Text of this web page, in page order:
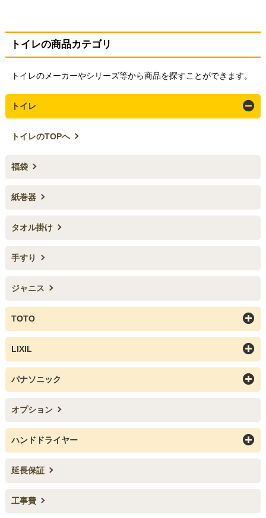
トイレの商品カテゴリ
トイレのメーカーやシリーズ等から商品を探すことができます。
トイレ
トイレのTOPへ
福袋
紙巻器
タオル掛け
手すり
ジャニス
TOTO
LIXIL
パナソニック
オプション
ハンドドライヤー
延長保証
工事費